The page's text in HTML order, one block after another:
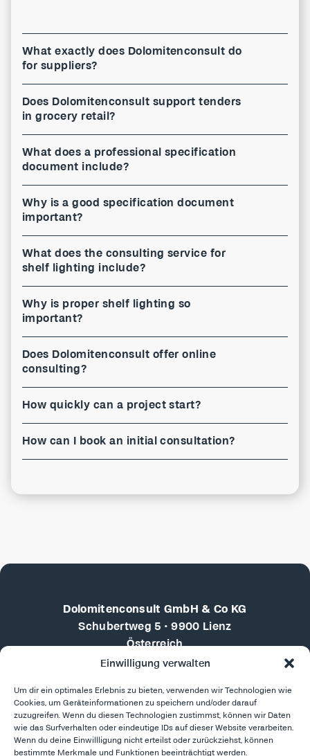
Einwilligung verwalten
Um dir ein optimales Erlebnis zu bieten, verwenden wir Technologien wie
Cookies, um Geräteinformationen zu speichern und/oder darauf
zuzugreifen. Wenn du diesen Technologien zustimmst, können wir Daten
wie das Surfverhalten oder eindeutige IDs auf dieser Website verarbeiten.
Wenn du deine Einwillligung nicht erteilst oder zurückziehst, können
bestimmte Merkmale und Funktionen beeinträchtigt werden.
What exactly does Dolomitenconsult do
for suppliers?
Does Dolomitenconsult support tenders
in grocery retail?
What does a professional specification
document include?
Why is a good specification document
important?
What does the consulting service for
shelf lighting include?
Why is proper shelf lighting so
important?
Does Dolomitenconsult offer online
consulting?
How quickly can a project start?
How can I book an initial consultation?
Dolomitenconsult GmbH & Co KG
Schubertweg 5 • 9900 Lienz
Österreich
martin.doebler@dolomitenconsult.com
LinkedIn
Reports & Presentations